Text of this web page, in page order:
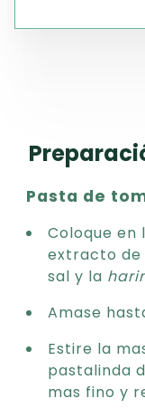
Pasta de
Coloque en
extracto de
sal y la
Amase
Estire la
pastalinda
mas fino y